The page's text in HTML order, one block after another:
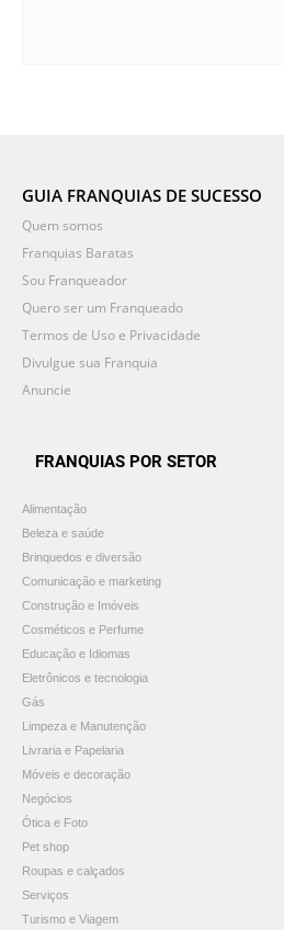
GUIA FRANQUIAS DE SUCESSO
Quem somos
Franquias Baratas
Sou Franqueador
Quero ser um Franqueado
Termos de Uso e Privacidade
Divulgue sua Franquia
Anuncie
FRANQUIAS POR SETOR
Alimentação
Beleza e saúde
Brinquedos e diversão
Comunicação e marketing
Construção e Imóveis
Cosméticos e Perfume
Educação e Idiomas
Eletrônicos e tecnologia
Gás
Limpeza e Manutenção
Livraria e Papelaria
Móveis e decoração
Negócios
Ótica e Foto
Pet shop
Roupas e calçados
Serviços
Turismo e Viagem